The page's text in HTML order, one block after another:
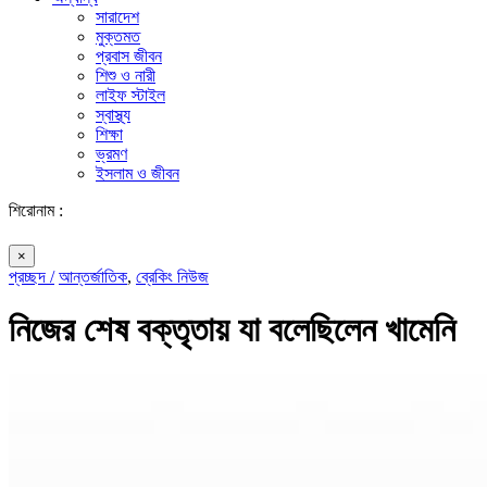
সারাদেশ
মুক্তমত
প্রবাস জীবন
শিশু ও নারী
লাইফ স্টাইল
স্বাস্থ্য
শিক্ষা
ভ্রমণ
ইসলাম ও জীবন
শিরোনাম :
×
প্রচ্ছদ / আন্তর্জাতিক, ব্রেকিং নিউজ
নিজের শেষ বক্তৃতায় যা বলেছিলেন খামেনি